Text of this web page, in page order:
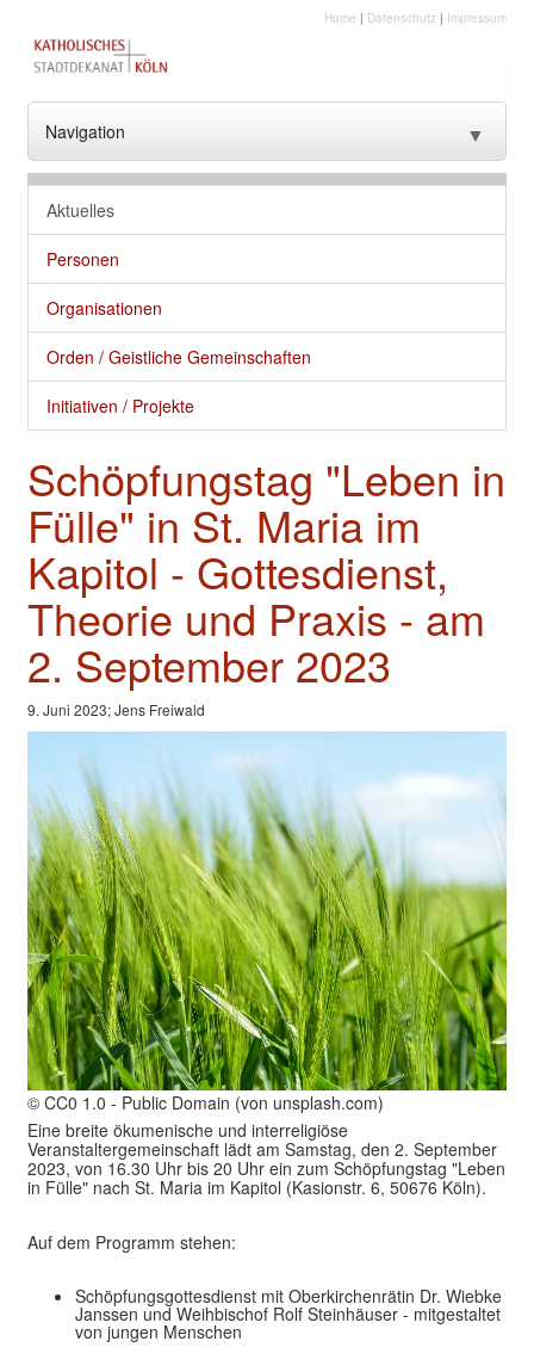
Home | Datenschutz | Impressum
Navigation ▼
??? NavText ???
??? NavText ???
Stadtkirche
Kirche vor Ort
Seelsorge und gute Dienste
Kultur
Valentinstage
Impressum
Aktuelles
Personen
Organisationen
Orden / Geistliche Gemeinschaften
Initiativen / Projekte
Schöpfungstag "Leben in
Fülle" in St. Maria im
Kapitol - Gottesdienst,
Theorie und Praxis - am
2. September 2023
9. Juni 2023; Jens Freiwald
© CC0 1.0 - Public Domain (von unsplash.com)
Eine breite ökumenische und interreligiöse
Veranstaltergemeinschaft lädt am Samstag, den 2. September
2023, von 16.30 Uhr bis 20 Uhr ein zum Schöpfungstag "Leben
in Fülle" nach St. Maria im Kapitol (Kasionstr. 6, 50676 Köln).
Auf dem Programm stehen:
Schöpfungsgottesdienst mit Oberkirchenrätin Dr. Wiebke
Janssen und Weihbischof Rolf Steinhäuser - mitgestaltet
von jungen Menschen